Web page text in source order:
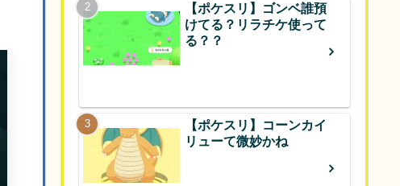
【ポケスリ】ゴンベ誰預
けてる？リラチケ使って
る？？
【ポケスリ】コーンカイ
リューて微妙かね